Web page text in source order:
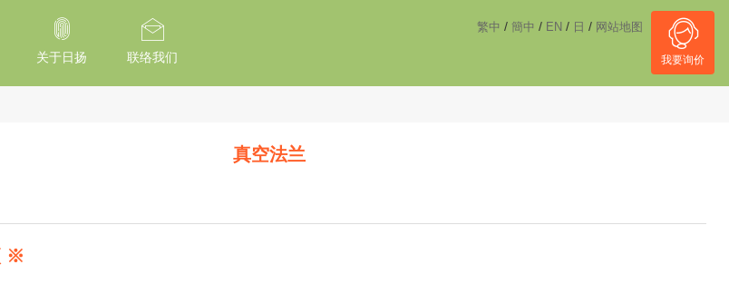
Integrity /*
繁中 / 簡中 / EN / 日 / 网站地图
我要询价
关于日扬 联络我们
真空法兰
※